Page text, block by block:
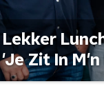
Zit In